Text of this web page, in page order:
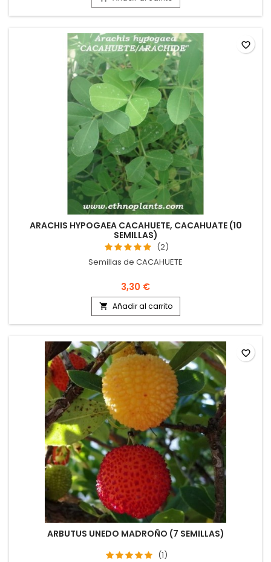
ARACHIS HYPOGAEA CACAHUETE, CACAHUATE (10
SEMILLAS)
(2)
Semillas de CACAHUETE
3,30 €
 Añadir al carrito
favorite_border
ARBUTUS UNEDO MADROÑO (7 SEMILLAS)
(1)
favorite_border